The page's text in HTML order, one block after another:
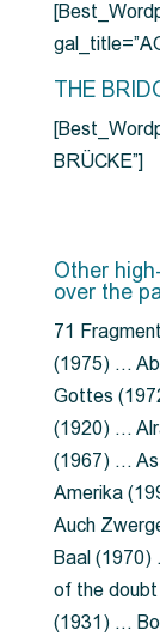
THE
BRÜCKE”]
Other
over the
71
(1975) …
Gottes
(1920) …
(1967) …
Amerika
Auch
Baal
of the
(1931) …